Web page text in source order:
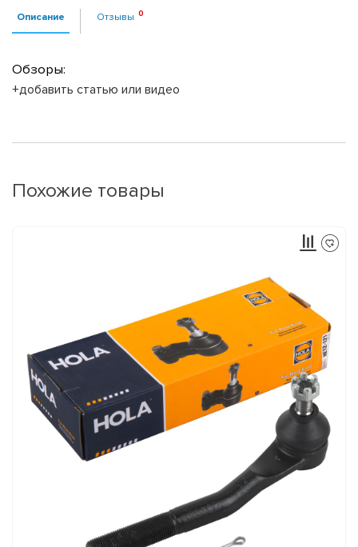
Описание Отзывы
Обзоры:
+добавить статью или видео
Похожие товары